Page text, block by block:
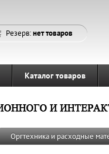
Резерв:нет товаров
Каталог товаров
Оргтехника и расходные